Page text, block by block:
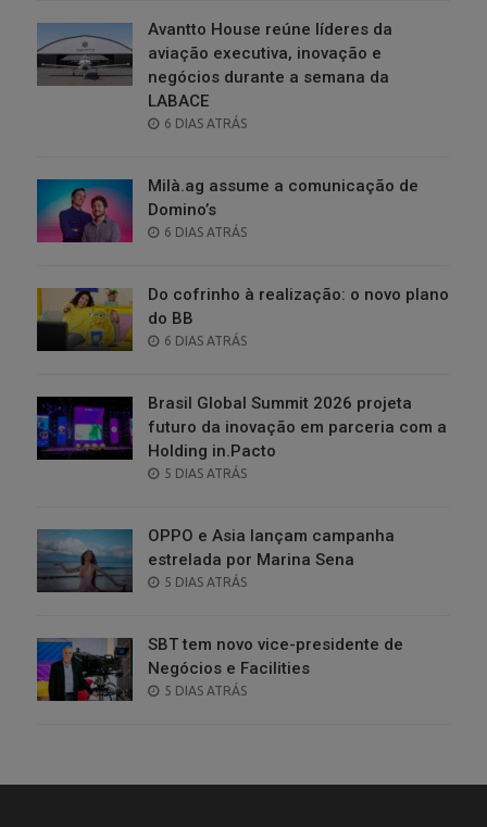
Avantto House reúne líderes da
aviação executiva, inovação e
negócios durante a semana da
LABACE
POSTED
6 DIAS ATRÁS
Milà.ag assume a comunicação de
Domino’s
POSTED
6 DIAS ATRÁS
Do cofrinho à realização: o novo plano
do BB
POSTED
6 DIAS ATRÁS
Brasil Global Summit 2026 projeta
futuro da inovação em parceria com a
Holding in.Pacto
POSTED
5 DIAS ATRÁS
OPPO e Asia lançam campanha
estrelada por Marina Sena
POSTED
5 DIAS ATRÁS
SBT tem novo vice-presidente de
Negócios e Facilities
POSTED
5 DIAS ATRÁS